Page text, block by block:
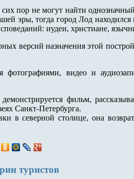
пор не могут найти
эры, тогда город Лод
иудеи, христиане,
версий назначения этой
фотографиями, видео и
фильм,
Санкт-Петербурга.
в северной столице, она
туристов